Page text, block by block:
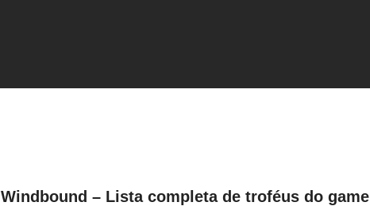
Windbound – Lista completa de troféus do game